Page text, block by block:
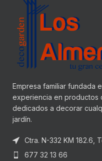
Empresa familiar fundada
experiencia en productos
dedicados a decorar
jardín.
Ctra. N-332 KM 182.6,
677 32 13 66